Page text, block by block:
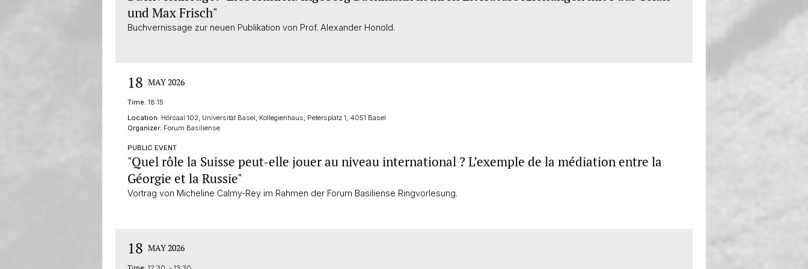
und Max Frisch"
Buchvernissage zur neuen Publikation von Prof. Alexander Honold.
18 MAY 2026
Time: 18:15
Location: Hörsaal 102, Universität Basel, Kollegienhaus, Petersplatz 1, 4051 Basel
Organizer: Forum Basiliense
PUBLIC EVENT
"Quel rôle la Suisse peut-elle jouer au niveau international ? L’exemple de la médiation entre la
Géorgie et la Russie"
Vortrag von Micheline Calmy-Rey im Rahmen der Forum Basiliense Ringvorlesung.
18 MAY 2026